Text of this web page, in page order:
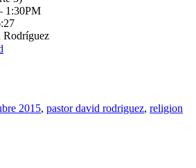
1:30PM
Rodríguez
2015, pastor david rodriguez, religion